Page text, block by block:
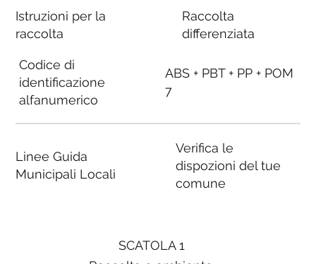
SCATOLA 1
Istruzioni per la
raccolta
Codice di
identificazione
alfanumerico
Linee Guida
Municipali Locali
Raccolta
differenziata
ABS + PBT + PP + POM
7
Verifica le
dispozioni del tue
comune